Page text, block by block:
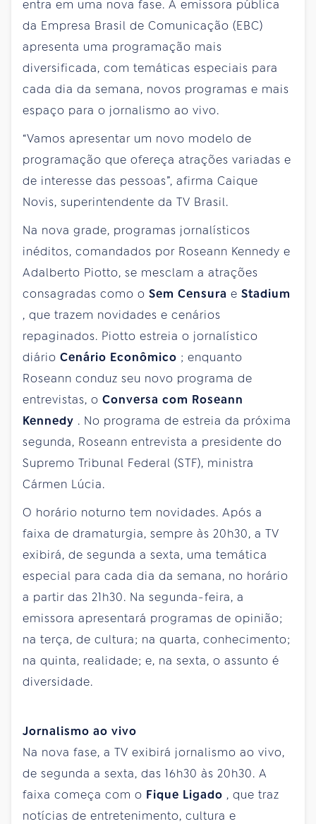
entra em uma nova fase. A emissora pública
da Empresa Brasil de Comunicação (EBC)
apresenta uma programação mais
diversificada, com temáticas especiais para
cada dia da semana, novos programas e mais
espaço para o jornalismo ao vivo.
“Vamos apresentar um novo modelo de
programação que ofereça atrações variadas e
de interesse das pessoas”, afirma Caique
Novis, superintendente da TV Brasil.
Na nova grade, programas jornalísticos
inéditos, comandados por Roseann Kennedy e
Adalberto Piotto, se mesclam a atrações
consagradas como o Sem Censura e Stadium
, que trazem novidades e cenários
repaginados. Piotto estreia o jornalístico
diário Cenário Econômico ; enquanto
Roseann conduz seu novo programa de
entrevistas, o Conversa com Roseann
Kennedy . No programa de estreia da próxima
segunda, Roseann entrevista a presidente do
Supremo Tribunal Federal (STF), ministra
Cármen Lúcia.
O horário noturno tem novidades. Após a
faixa de dramaturgia, sempre às 20h30, a TV
exibirá, de segunda a sexta, uma temática
especial para cada dia da semana, no horário
a partir das 21h30. Na segunda-feira, a
emissora apresentará programas de opinião;
na terça, de cultura; na quarta, conhecimento;
na quinta, realidade; e, na sexta, o assunto é
diversidade.
Jornalismo ao vivo
Na nova fase, a TV exibirá jornalismo ao vivo,
de segunda a sexta, das 16h30 às 20h30. A
faixa começa com o Fique Ligado , que traz
notícias de entretenimento, cultura e